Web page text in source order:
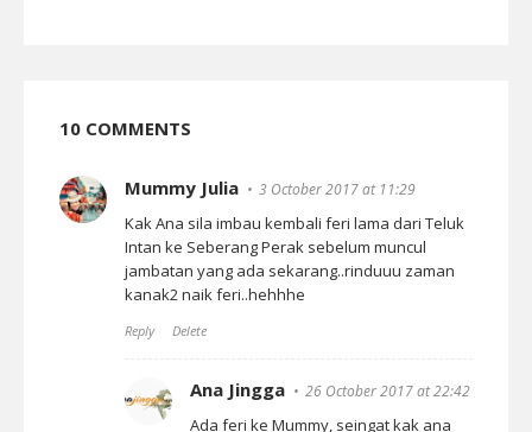
10 COMMENTS
Mummy Julia 3 October 2017 at 11:29
Kak Ana sila imbau kembali feri lama dari Teluk
Intan ke Seberang Perak sebelum muncul
jambatan yang ada sekarang..rinduuu zaman
kanak2 naik feri..hehhhe
Reply Delete
Ana Jingga 26 October 2017 at 22:42
Ada feri ke Mummy, seingat kak ana